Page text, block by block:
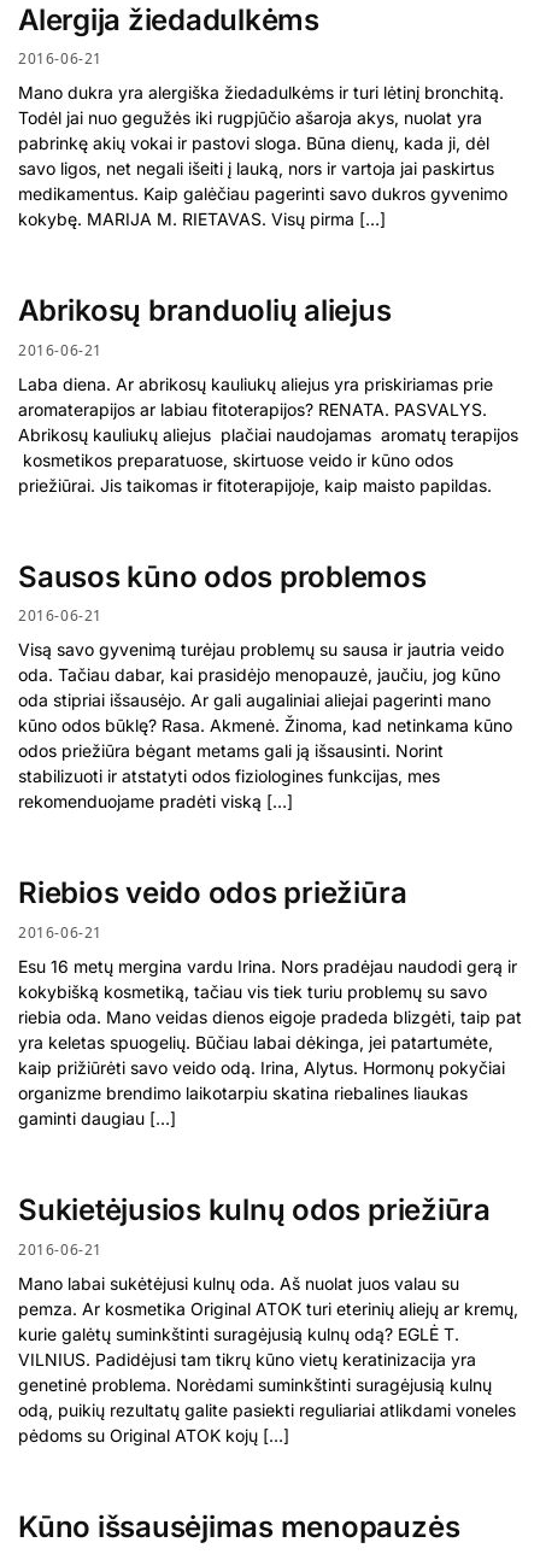
Alergija žiedadulkėms
2016-06-21
Mano dukra yra alergiška žiedadulkėms ir turi lėtinį bronchitą.
Todėl jai nuo gegužės iki rugpjūčio ašaroja akys, nuolat yra
pabrinkę akių vokai ir pastovi sloga. Būna dienų, kada ji, dėl
savo ligos, net negali išeiti į lauką, nors ir vartoja jai paskirtus
medikamentus. Kaip galėčiau pagerinti savo dukros gyvenimo
kokybę. MARIJA M. RIETAVAS. Visų pirma […]
Abrikosų branduolių aliejus
2016-06-21
Laba diena. Ar abrikosų kauliukų aliejus yra priskiriamas prie
aromaterapijos ar labiau fitoterapijos? RENATA. PASVALYS.
Abrikosų kauliukų aliejus plačiai naudojamas aromatų terapijos
kosmetikos preparatuose, skirtuose veido ir kūno odos
priežiūrai. Jis taikomas ir fitoterapijoje, kaip maisto papildas.
Sausos kūno odos problemos
2016-06-21
Visą savo gyvenimą turėjau problemų su sausa ir jautria veido
oda. Tačiau dabar, kai prasidėjo menopauzė, jaučiu, jog kūno
oda stipriai išsausėjo. Ar gali augaliniai aliejai pagerinti mano
kūno odos būklę? Rasa. Akmenė. Žinoma, kad netinkama kūno
odos priežiūra bėgant metams gali ją išsausinti. Norint
stabilizuoti ir atstatyti odos fiziologines funkcijas, mes
rekomenduojame pradėti viską […]
Riebios veido odos priežiūra
2016-06-21
Esu 16 metų mergina vardu Irina. Nors pradėjau naudodi gerą ir
kokybišką kosmetiką, tačiau vis tiek turiu problemų su savo
riebia oda. Mano veidas dienos eigoje pradeda blizgėti, taip pat
yra keletas spuogelių. Būčiau labai dėkinga, jei patartumėte,
kaip prižiūrėti savo veido odą. Irina, Alytus. Hormonų pokyčiai
organizme brendimo laikotarpiu skatina riebalines liaukas
gaminti daugiau […]
Sukietėjusios kulnų odos priežiūra
2016-06-21
Mano labai sukėtėjusi kulnų oda. Aš nuolat juos valau su
pemza. Ar kosmetika Original ATOK turi eterinių aliejų ar kremų,
kurie galėtų suminkštinti suragėjusią kulnų odą? EGLĖ T.
VILNIUS. Padidėjusi tam tikrų kūno vietų keratinizacija yra
genetinė problema. Norėdami suminkštinti suragėjusią kulnų
odą, puikių rezultatų galite pasiekti reguliariai atlikdami voneles
pėdoms su Original ATOK kojų […]
Kūno išsausėjimas menopauzės